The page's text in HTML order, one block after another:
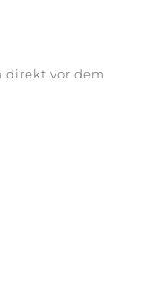
direkt vor dem